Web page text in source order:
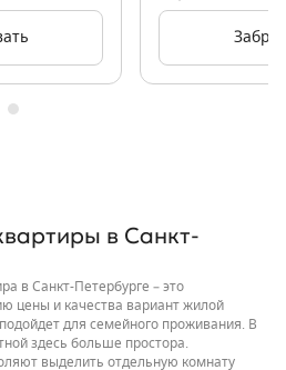
в Санкт-
в Санкт-Петербурге – это
цены и качества вариант жилой
для семейного проживания. В
здесь больше простора.
выделить отдельную комнату